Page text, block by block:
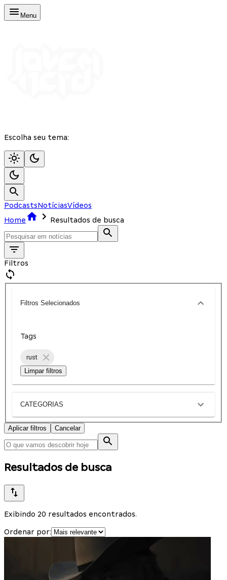
Menu
Escolha seu tema:
PodcastsNotíciasVídeos
Home
Resultados de busca
Filtros
Filtros Selecionados
Tags
rust
Limpar filtros
CATEGORIAS
Aplicar filtros Cancelar
Resultados de busca
Exibindo 20 resultados encontrados.
Ordenar por: